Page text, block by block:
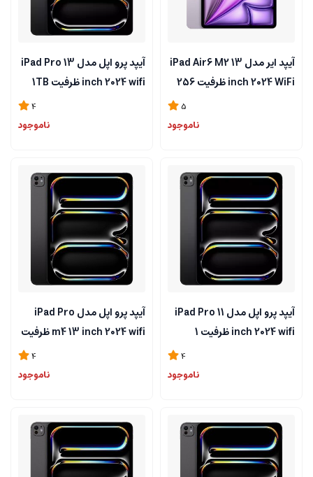
آیپد ایر مدل iPad Air6 M2 13
inch 2024 WiFi ظرفیت 256
5
ناموجود
آیپد پرو اپل مدل iPad Pro 13
inch 2024 wifi ظرفیت 1TB
ناموجود
آیپد پرو اپل مدل iPad Pro 11
inch 2024 wifi ظرفیت 1
ناموجود
آیپد پرو اپل مدل iPad Pro
m4 13 inch 2024 wifi ظرفیت
ناموجود